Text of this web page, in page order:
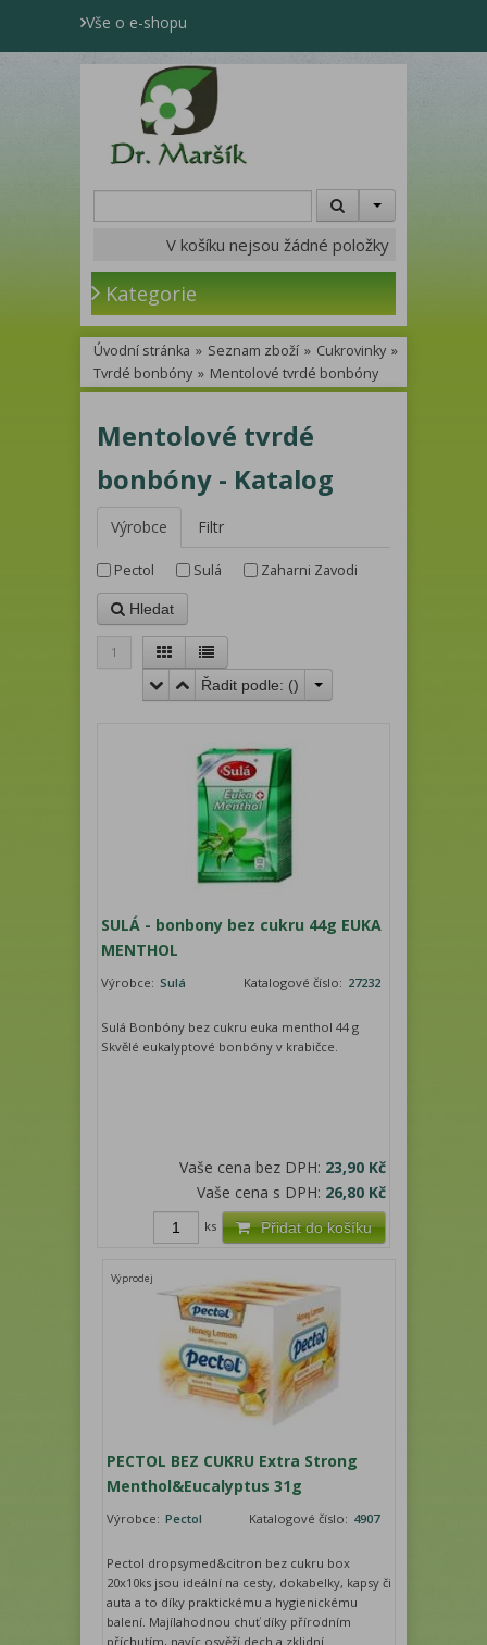
Vše o e-shopu
V košíku nejsou žádné položky
Kategorie
Úvodní stránka » Seznam zboží » Cukrovinky »
Tvrdé bonbóny » Mentolové tvrdé bonbóny
Mentolové tvrdé
bonbóny - Katalog
Výrobce Filtr
Pectol Sulá Zaharni Zavodi
Hledat
1
Řadit podle: ()
SULÁ - bonbony bez cukru 44g EUKA
MENTHOL
Výrobce: Sulá Katalogové číslo: 27232
Sulá Bonbóny bez cukru euka menthol 44 g
Skvělé eukalyptové bonbóny v krabičce.
Vaše cena bez DPH: 23,90 Kč
Vaše cena s DPH: 26,80 Kč
Přidat do košíku
ks
Výprodej
PECTOL BEZ CUKRU Extra Strong
Menthol&Eucalyptus 31g
Výrobce: Pectol Katalogové číslo: 4907
Pectol dropsymed&citron bez cukru box
20x10ks jsou ideální na cesty, dokabelky, kapsy či
auta a to díky praktickému a hygienickému
balení. Majílahodnou chuť díky přírodním
příchutím, navíc osvěží dech a zklidní